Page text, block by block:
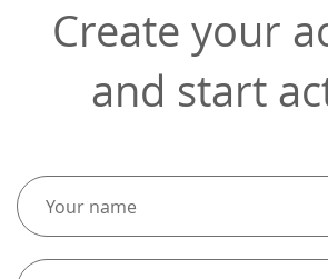
Create your
and start